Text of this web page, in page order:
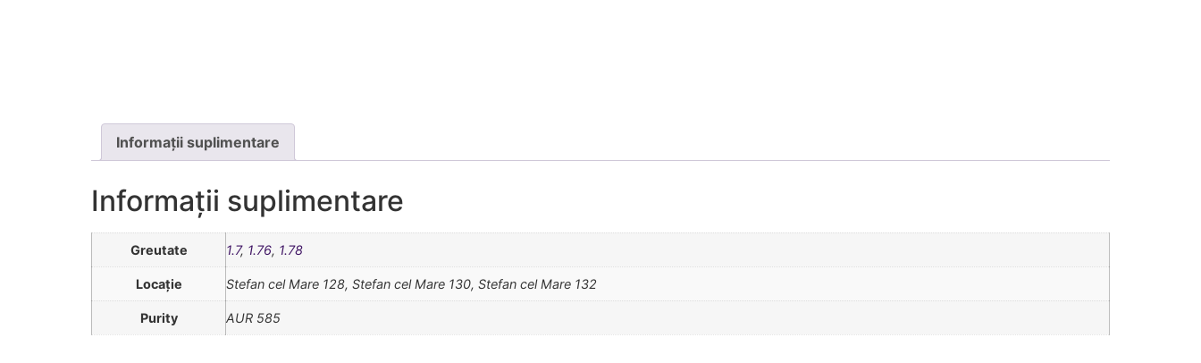
Informații suplimentare
Informații suplimentare
Greutate 1.7, 1.76, 1.78
Locație Stefan cel Mare 128, Stefan cel Mare 130, Stefan cel Mare 132
Purity AUR 585